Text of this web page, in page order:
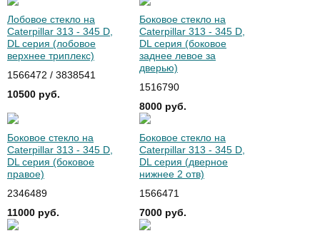
Лобовое стекло на
Caterpillar 313 - 345 D,
DL серия (лобовое
верхнее триплекс)
1566472 / 3838541
10500 руб.
Боковое стекло на
Caterpillar 313 - 345 D,
DL серия (боковое
заднее левое за
дверью)
1516790
8000 руб.
Боковое стекло на
Caterpillar 313 - 345 D,
DL серия (боковое
правое)
2346489
11000 руб.
Боковое стекло на
Caterpillar 313 - 345 D,
DL серия (дверное
нижнее 2 отв)
1566471
7000 руб.